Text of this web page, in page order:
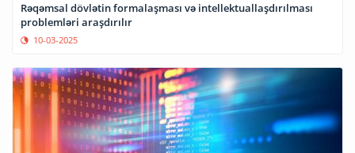
Rəqəmsal dövlətin formalaşması və intellektuallaşdırılması
problemləri araşdırılır
10-03-2025